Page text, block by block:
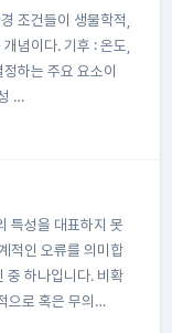
조건들이 생물학적,
념이다. 기후 : 온도,
하는 주요 요소이
…
특성을 대표하지 못
적인 오류를 의미합
중 하나입니다. 비확
으로 혹은 무의…